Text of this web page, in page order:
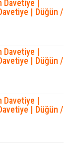
|
| Düğün /
Davetiye |
| Düğün /
Davetiye |
| Düğün /